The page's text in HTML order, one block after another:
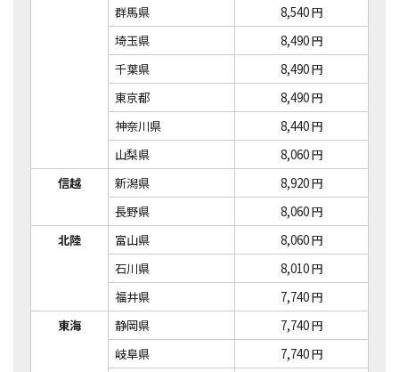
群馬県
8,540 円
埼玉県
8,490 円
千葉県
8,490 円
東京都
8,490 円
神奈川県
8,440 円
山梨県
8,060 円
信越
新潟県
8,920 円
長野県
8,060 円
北陸
富山県
8,060 円
石川県
8,010 円
福井県
7,740 円
東海
静岡県
7,740 円
岐阜県
7,740 円